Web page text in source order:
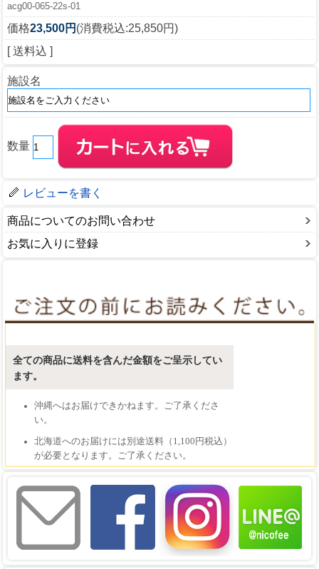
acg00-065-22s-01
価格23,500円 (消費税込:25,850円)
[ 送料込 ]
施設名
数量
レビューを書く
商品についてのお問い合わせ
お気に入りに登録